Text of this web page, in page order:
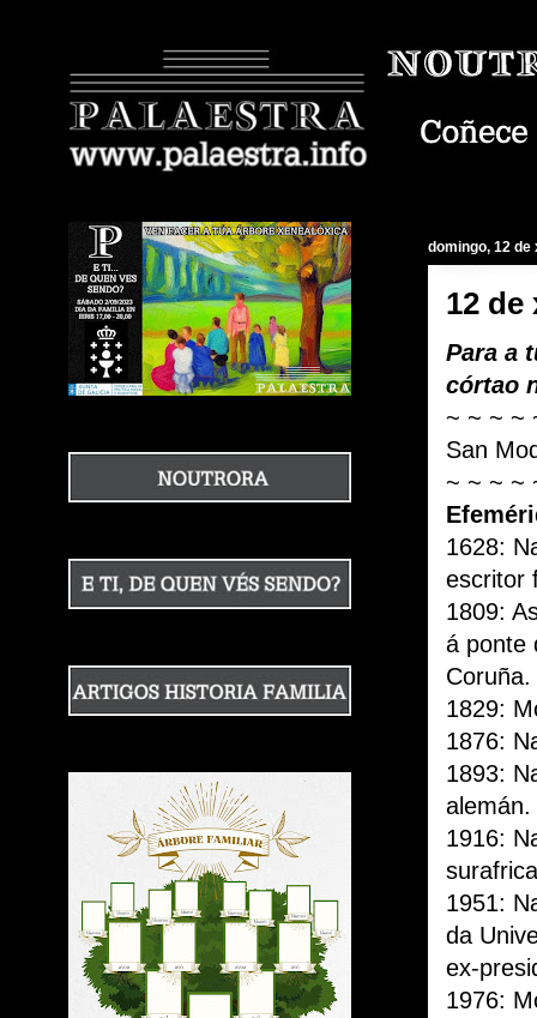
domingo, 12 de
12 de
Para a
córtao
~ ~ ~ ~
San
~ ~ ~ ~
1628:
escritor
1809:
á ponte
Coruña.
1829:
1876:
1893:
alemán.
1916:
1951:
da
ex-
1976: